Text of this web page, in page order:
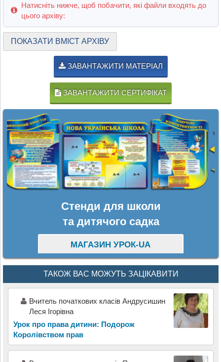
Натисніть нижче, щоб побачити, які файли входять до
цього архіву:
ПОКАЗАТИ ВМІСТ АРХІВУ
ЗАВАНТАЖИТИ МАТЕРІАЛ
ЗАВАНТАЖИТИ СЕРТИФІКАТ
Стенди для школи
та дитячого садка
МАГАЗИН УРОК-UA
ТАКОЖ ВАС МОЖУТЬ ЗАЦІКАВИТИ
Вчитель початкових класів Андрусишин
Леся Ігорівна
Урок про права дитини: Подорож
Королівством прав